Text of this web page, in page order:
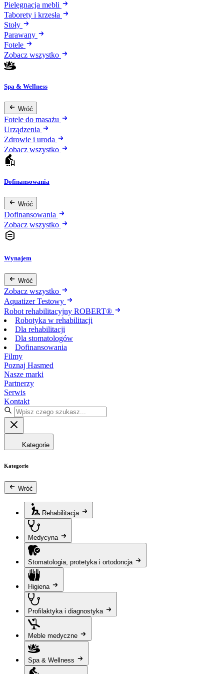
Pielęgnacja mebli
Taborety i krzesła
Stoły
Parawany
Fotele
Zobacz wszystko
Spa & Wellness
Wróć
Fotele do masażu
Urządzenia
Zdrowie i uroda
Zobacz wszystko
Dofinansowania
Wróć
Dofinansowania
Zobacz wszystko
Wynajem
Wróć
Zobacz wszystko
Aquatizer Testowy
Robot rehabilitacyjny ROBERT®
Robotyka w rehabilitacji
Dla rehabilitacji
Dla stomatologów
Dofinansowania
Filmy
Poznaj Hasmed
Nasze marki
Partnerzy
Serwis
Kontakt
Kategorie
Kategorie
Wróć
Rehabilitacja
Medycyna
Stomatologia, protetyka i ortodoncja
Higiena
Profilaktyka i diagnostyka
Meble medyczne
Spa & Wellness